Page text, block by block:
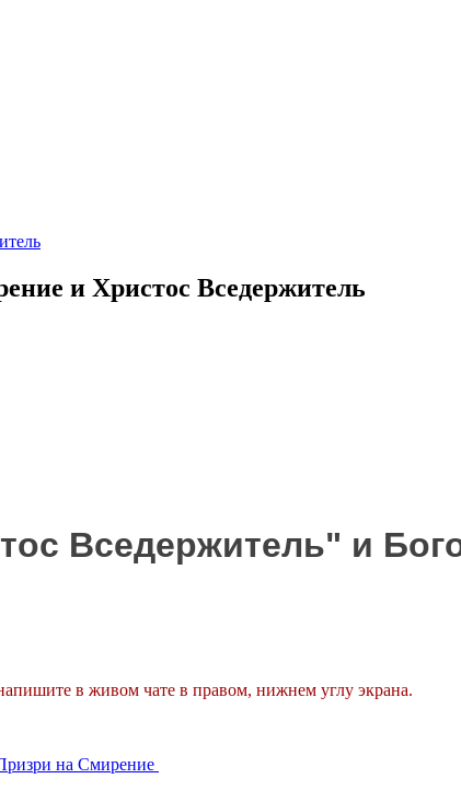
и Христос Вседержитель
Вседержитель" и
в живом чате в правом, нижнем углу экрана.
на Смирение